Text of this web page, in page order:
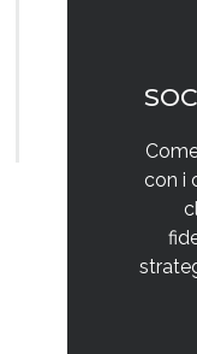
Come
con i
strategia